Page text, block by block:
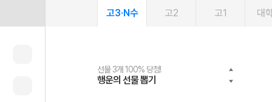
고3·N수 고2 고1 대
선물 3개 100% 당첨!
행운의 선물 뽑기
선물 100% 증정!
메가스터디 X 올리브
여름방학 스터디 캐시백
메가런 썸머스쿨
2027 러셀 단과
강사 공개선발
스마트러닝앱
설문 EVENT
메가패스
3일 무료 체험권
메가패스 수강생 무료혜택!
메가클럽 멤버십
사회공헌 캠페인
희망이룸 메가나눔